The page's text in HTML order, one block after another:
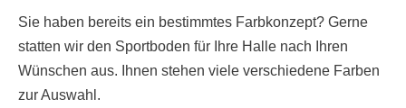
Sie haben bereits ein bestimmtes Farbkonzept? Gerne
statten wir den Sportboden für Ihre Halle nach Ihren
Wünschen aus. Ihnen stehen viele verschiedene Farben
zur Auswahl.